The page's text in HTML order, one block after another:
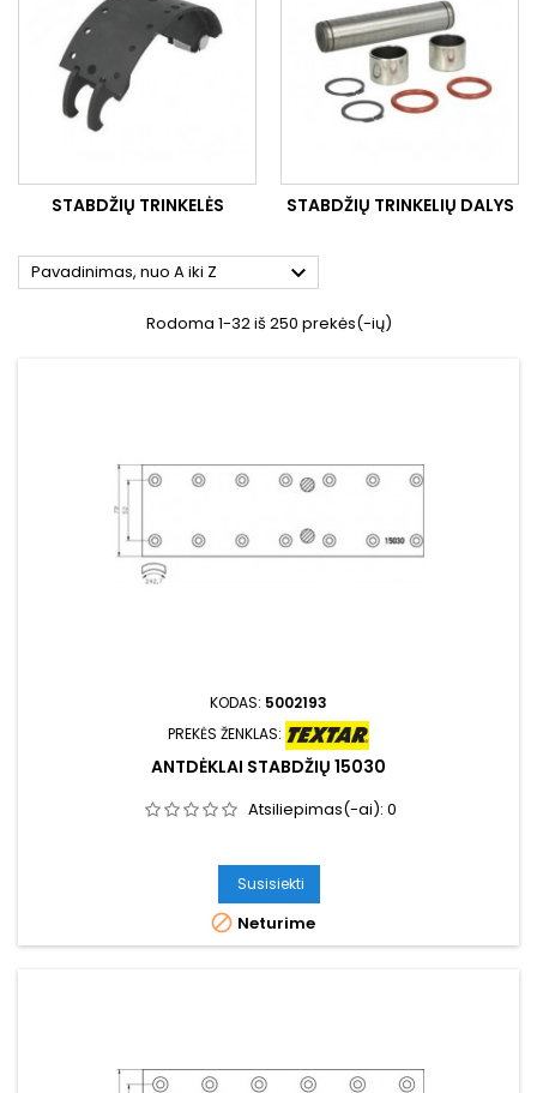
STABDŽIŲ TRINKELĖS STABDŽIŲ TRINKELIŲ DALYS
Pavadinimas, nuo A iki Z 
Rodoma 1-32 iš 250 prekės(-ių)
KODAS: 5002193
PREKĖS ŽENKLAS:
ANTDĖKLAI STABDŽIŲ 15030
Atsiliepimas(-ai): 0
Susisiekti
 Neturime